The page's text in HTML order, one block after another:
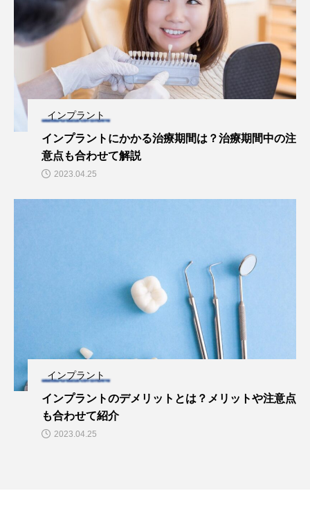
インプラント
インプラントにかかる治療期間は？治療期間中の注
意点も合わせて解説
2023.04.25
インプラント
インプラントのデメリットとは？メリットや注意点
も合わせて紹介
2023.04.25